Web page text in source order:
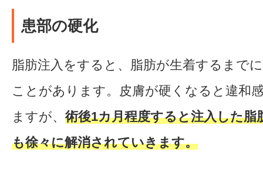
患部の硬化
脂肪注入をすると、脂肪が生着するまで
ことがあります。皮膚が硬くなると違和
ますが、 術後1カ月程度すると注入した脂
も徐々に解消されていきます。